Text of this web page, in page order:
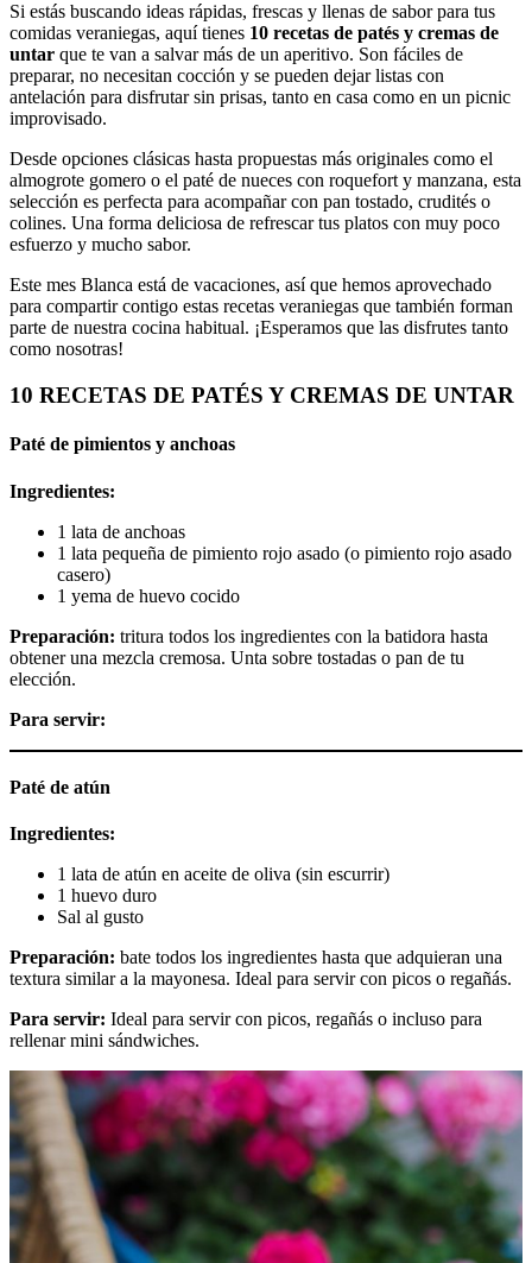
Si estás buscando ideas rápidas, frescas y llenas de sabor para tus
comidas veraniegas, aquí tienes 10 recetas de patés y cremas de
untar que te van a salvar más de un aperitivo. Son fáciles de
preparar, no necesitan cocción y se pueden dejar listas con
antelación para disfrutar sin prisas, tanto en casa como en un picnic
improvisado.
Desde opciones clásicas hasta propuestas más originales como el
almogrote gomero o el paté de nueces con roquefort y manzana, esta
selección es perfecta para acompañar con pan tostado, crudités o
colines. Una forma deliciosa de refrescar tus platos con muy poco
esfuerzo y mucho sabor.
Este mes Blanca está de vacaciones, así que hemos aprovechado
para compartir contigo estas recetas veraniegas que también forman
parte de nuestra cocina habitual. ¡Esperamos que las disfrutes tanto
como nosotras!
10 RECETAS DE PATÉS Y CREMAS DE UNTAR
Paté de pimientos y anchoas
Ingredientes:
1 lata de anchoas
1 lata pequeña de pimiento rojo asado (o pimiento rojo asado
casero)
1 yema de huevo cocido
Preparación: tritura todos los ingredientes con la batidora hasta
obtener una mezcla cremosa. Unta sobre tostadas o pan de tu
elección.
Para servir:
Paté de atún
Ingredientes:
1 lata de atún en aceite de oliva (sin escurrir)
1 huevo duro
Sal al gusto
Preparación: bate todos los ingredientes hasta que adquieran una
textura similar a la mayonesa. Ideal para servir con picos o regañás.
Para servir: Ideal para servir con picos, regañás o incluso para
rellenar mini sándwiches.